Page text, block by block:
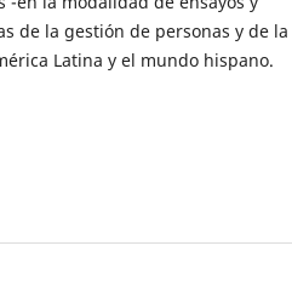
de la gestión de personas y de la
Latina y el mundo hispano.